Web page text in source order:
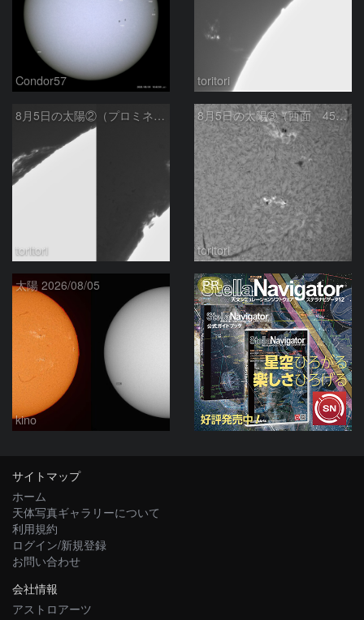
Condor57 toritori
8月5日の太陽②（プロミネンス北東縁 ）
toritori
8月5日の太陽➂（西面 4502 C1.7フレア ）
toritori
太陽 2026/08/05
kino
PR
サイトマップ
ホーム
天体写真ギャラリーについて
利用規約
ログイン/新規登録
お問い合わせ
会社情報
アストロアーツ